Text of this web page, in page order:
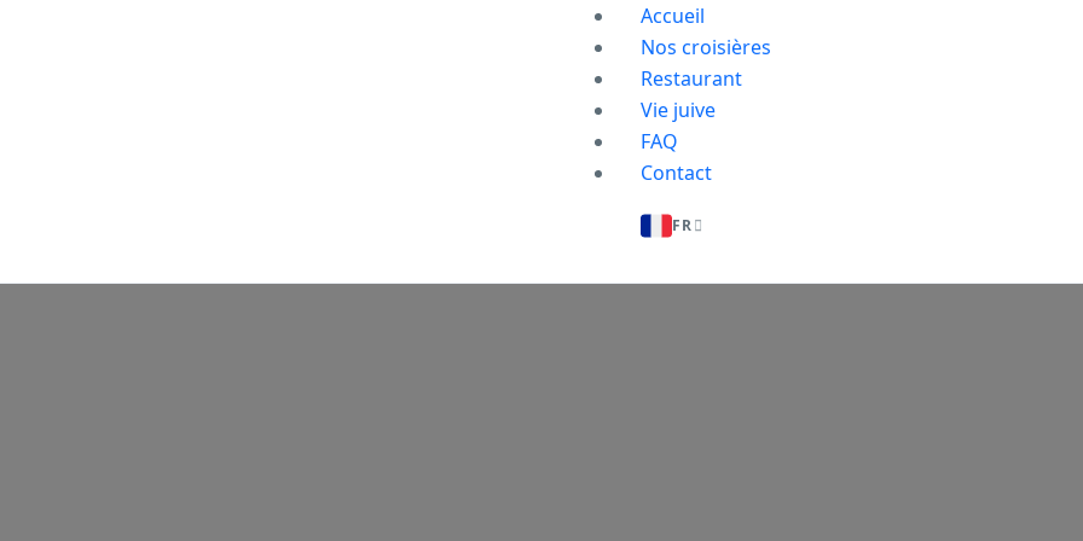
Accueil
Nos croisières
Restaurant
Vie juive
FAQ
Contact
FR